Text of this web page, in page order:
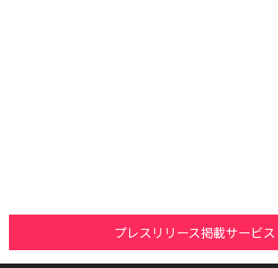
プレスリリース掲載サービス